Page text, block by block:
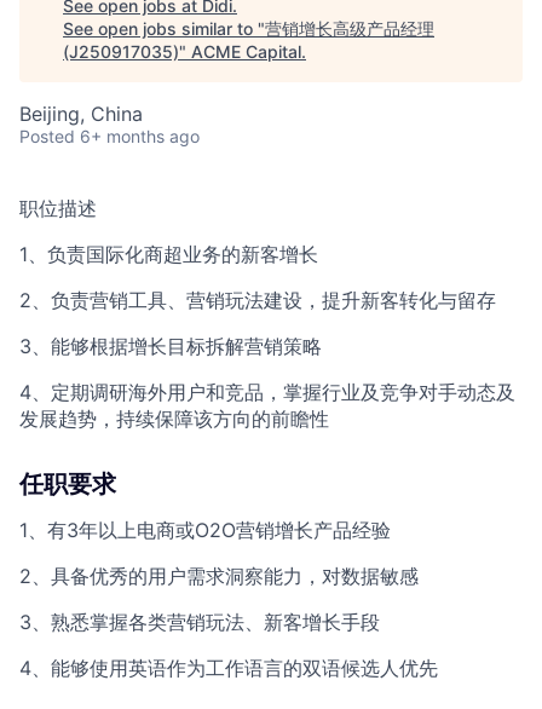
See open jobs at Didi.
See open jobs similar to "营销增长高级产品经理
(J250917035)" ACME Capital.
Beijing, China
Posted 6+ months ago
职位描述
1、负责国际化商超业务的新客增长
2、负责营销工具、营销玩法建设，提升新客转化与留存
3、能够根据增长目标拆解营销策略
4、定期调研海外用户和竞品，掌握行业及竞争对手动态及
发展趋势，持续保障该方向的前瞻性
任职要求
1、有3年以上电商或O2O营销增长产品经验
2、具备优秀的用户需求洞察能力，对数据敏感
3、熟悉掌握各类营销玩法、新客增长手段
4、能够使用英语作为工作语言的双语候选人优先